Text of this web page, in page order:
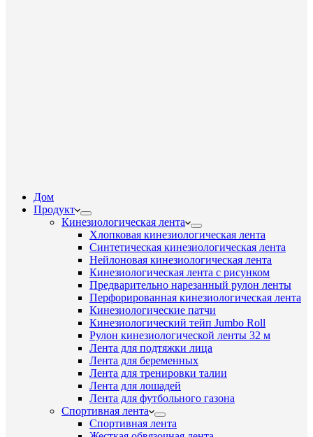
Дом
Продукт
Кинезиологическая лента
Хлопковая кинезиологическая лента
Синтетическая кинезиологическая лента
Нейлоновая кинезиологическая лента
Кинезиологическая лента с рисунком
Предварительно нарезанный рулон ленты
Перфорированная кинезиологическая лента
Кинезиологические патчи
Кинезиологический тейп Jumbo Roll
Рулон кинезиологической ленты 32 м
Лента для подтяжки лица
Лента для беременных
Лента для тренировки талии
Лента для лошадей
Лента для футбольного газона
Спортивная лента
Спортивная лента